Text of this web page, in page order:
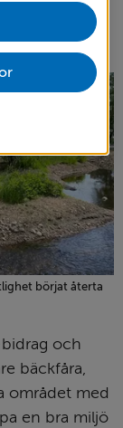
i själva
börjat återta
och
bäckfåra,
området med
en bra miljö